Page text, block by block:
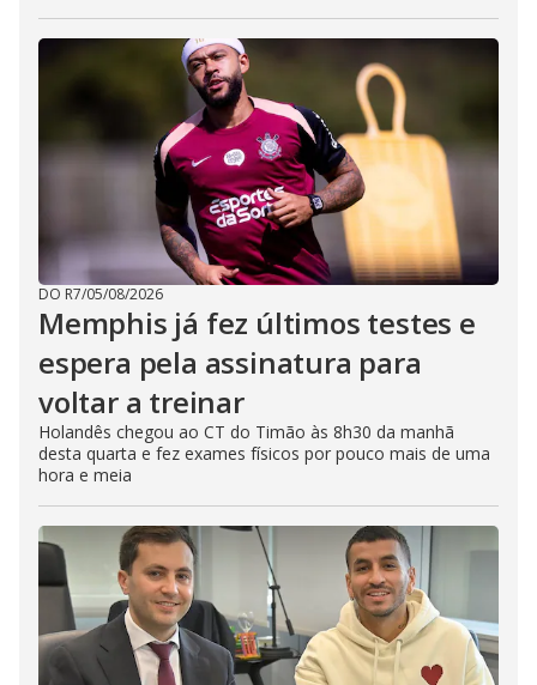
DO R7/05/08/2026
Memphis já fez últimos testes e
espera pela assinatura para
voltar a treinar
Holandês chegou ao CT do Timão às 8h30 da manhã
desta quarta e fez exames físicos por pouco mais de uma
hora e meia